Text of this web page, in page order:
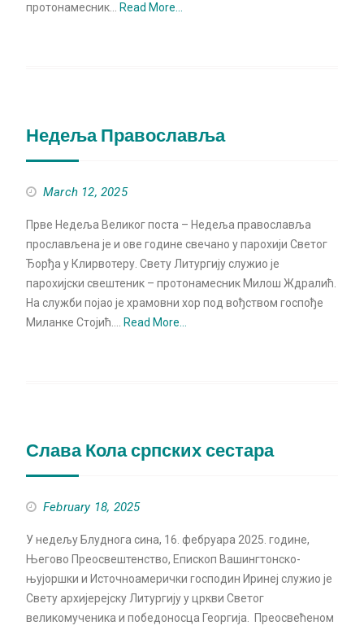
протонамесник…
Read More…
Недеља Православља
March 12, 2025
Прве Недеља Великог поста – Недеља православља
прослављена је и ове године свечано у парохији Светог
Ђорђа у Клирвотеру. Свету Литургију служио је
парохијски свештеник – протонамесник Милош Ждралић.
На служби појао је храмовни хор под вођством госпође
Миланке Стојић.…
Read More…
Слава Кола српских сестара
February 18, 2025
У недељу Блуднога сина, 16. фебруара 2025. године,
Његово Преосвештенство, Епископ Вашингтонско-
њујоршки и Источноамерички господин Иринеј служио је
Свету архијерејску Литургију у цркви Светог
великомученика и победоносца Георгија. Преосвећеном